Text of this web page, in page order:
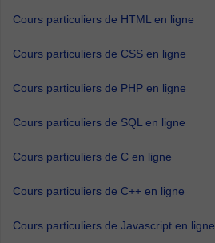
Cours particuliers de HTML en ligne
Cours particuliers de CSS en ligne
Cours particuliers de PHP en ligne
Cours particuliers de SQL en ligne
Cours particuliers de C en ligne
Cours particuliers de C++ en ligne
Cours particuliers de Javascript en ligne